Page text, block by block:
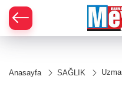
Anasayfa SAĞLIK